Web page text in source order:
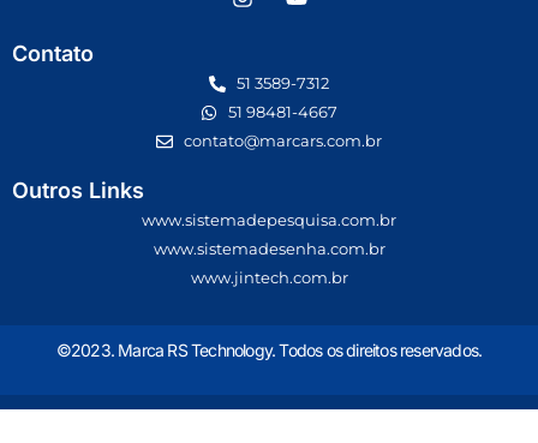
Contato
51 3589-7312
51 98481-4667
contato@marcars.com.br
Outros Links
www.sistemadepesquisa.com.br
www.sistemadesenha.com.br
www.jintech.com.br
©2023. Marca RS Technology. Todos os direitos reservados.